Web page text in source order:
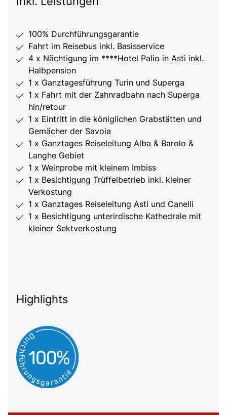
100% Durchführungsgarantie
Fahrt im Reisebus inkl. Basisservice
4 x Nächtigung im ****Hotel Palio in Asti inkl.
Halbpension
1 x Ganztagesführung Turin und Superga
1 x Fahrt mit der Zahnradbahn nach Superga
hin/retour
1 x Eintritt in die königlichen Grabstätten und
Gemächer der Savoia
1 x Ganztages Reiseleitung Alba & Barolo &
Langhe Gebiet
1 x Weinprobe mit kleinem Imbiss
1 x Besichtigung Trüffelbetrieb inkl. kleiner
Verkostung
1 x Ganztages Reiseleitung Asti und Canelli
1 x Besichtigung unterirdische Kathedrale mit
kleiner Sektverkostung
Highlights